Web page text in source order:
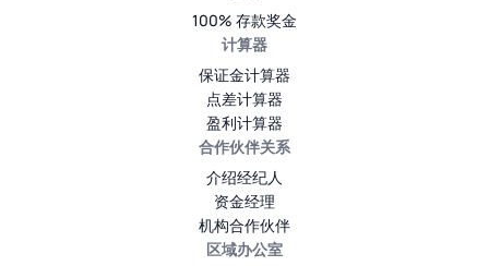
100% 存款奖金
计算器
保证金计算器
点差计算器
盈利计算器
合作伙伴关系
介绍经纪人
资金经理
机构合作伙伴
区域办公室